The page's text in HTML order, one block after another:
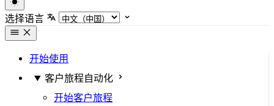
选择语言
开始使用
客户旅程自动化
开始客户旅程